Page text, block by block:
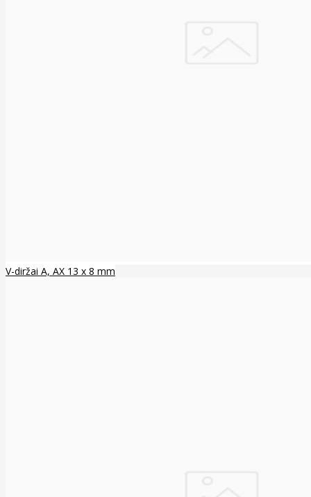
V-diržai A, AX 13 x 8 mm